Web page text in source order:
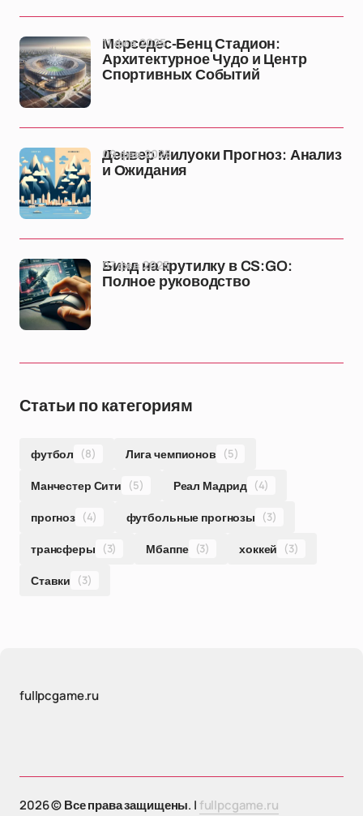
Мерседес-Бенц Стадион:
Архитектурное Чудо и Центр
Спортивных Событий
11 фев 2025
Денвер Милуоки Прогноз: Анализ
и Ожидания
09 фев 2025
Бинд на крутилку в CS:GO:
Полное руководство
07 фев 2025
Статьи по категориям
футбол (8) Лига чемпионов (5)
Манчестер Сити (5) Реал Мадрид (4)
прогноз (4) футбольные прогнозы (3)
трансферы (3) Мбаппе (3) хоккей (3)
Ставки (3)
fullpcgame.ru
2026 © Все права защищены. |fullpcgame.ru